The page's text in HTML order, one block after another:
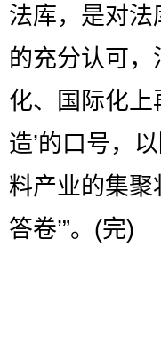
法库，是对
的充分认可
化、国际化上
造’的口号，
料产业的集聚
答卷’”。(完)